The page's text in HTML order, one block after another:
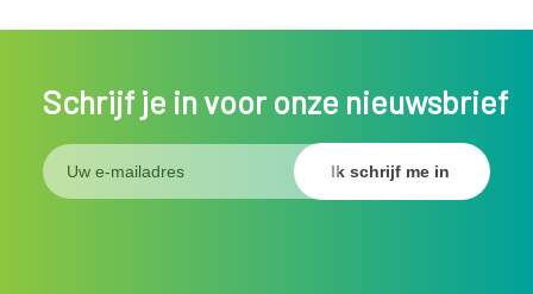
Schrijf je in voor onze nieuwsbrief